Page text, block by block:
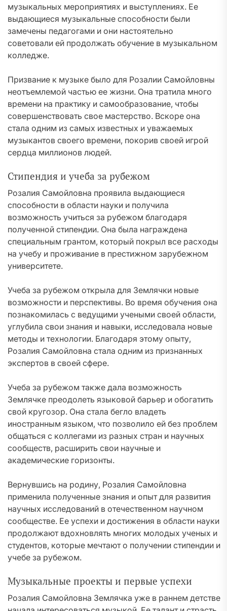
музыкальных мероприятиях и выступлениях. Ее
выдающиеся музыкальные способности были
замечены педагогами и они настоятельно
советовали ей продолжать обучение в музыкальном
колледже.
Призвание к музыке было для Розалии Самойловны
неотъемлемой частью ее жизни. Она тратила много
времени на практику и самообразование, чтобы
совершенствовать свое мастерство. Вскоре она
стала одним из самых известных и уважаемых
музыкантов своего времени, покорив своей игрой
сердца миллионов людей.
Стипендия и учеба за рубежом
Розалия Самойловна проявила выдающиеся
способности в области науки и получила
возможность учиться за рубежом благодаря
полученной стипендии. Она была награждена
специальным грантом, который покрыл все расходы
на учебу и проживание в престижном зарубежном
университете.
Учеба за рубежом открыла для Землячки новые
возможности и перспективы. Во время обучения она
познакомилась с ведущими учеными своей области,
углубила свои знания и навыки, исследовала новые
методы и технологии. Благодаря этому опыту,
Розалия Самойловна стала одним из признанных
экспертов в своей сфере.
Учеба за рубежом также дала возможность
Землячке преодолеть языковой барьер и обогатить
свой кругозор. Она стала бегло владеть
иностранным языком, что позволило ей без проблем
общаться с коллегами из разных стран и научных
сообществ, расширить свои научные и
академические горизонты.
Вернувшись на родину, Розалия Самойловна
применила полученные знания и опыт для развития
научных исследований в отечественном научном
сообществе. Ее успехи и достижения в области науки
продолжают вдохновлять многих молодых ученых и
студентов, которые мечтают о получении стипендии и
учебе за рубежом.
Музыкальные проекты и первые успехи
Розалия Самойловна Землячка уже в раннем детстве